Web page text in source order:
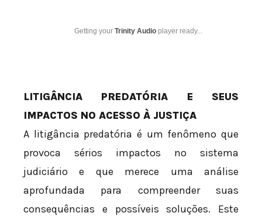
Getting your Trinity Audio player ready...
LITIGÂNCIA PREDATÓRIA E SEUS
IMPACTOS NO ACESSO À JUSTIÇA
A litigância predatória é um fenômeno que
provoca sérios impactos no sistema
judiciário e que merece uma análise
aprofundada para compreender suas
consequências e possíveis soluções. Este